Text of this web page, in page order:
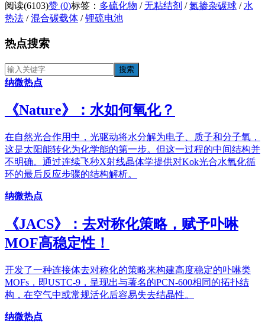
阅读(6103)赞 (0)标签： 多硫化物 /无粘结剂 /氮掺杂碳球 / 水
热法 /混合碳载体 /锂硫电池
热点搜索
纳微热点
《​Nature》：水如何氧化？
在自然光合作用中，光驱动将水分解为电子、质子和分子氧，
这是太阳能转化为化学能的第一步。但这一过程的中间结构并
不明确。通过连续飞秒X射线晶体学提供对Kok光合水氧化循
环的最后反应步骤的结构解析。
纳微热点
《JACS》：去对称化策略，赋予卟啉
MOF高稳定性！
开发了一种连接体去对称化的策略来构建高度稳定的卟啉类
MOFs，即USTC-9，呈现出与著名的PCN-600相同的拓扑结
构，在空气中或常规活化后容易失去结晶性。
纳微热点